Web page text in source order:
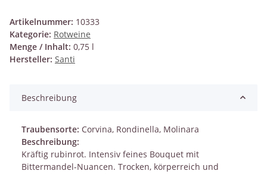
Artikelnummer: 10333
Kategorie: Rotweine
Menge / Inhalt: 0,75 l
Hersteller: Santi
Beschreibung
Traubensorte: Corvina, Rondinella, Molinara
Beschreibung:
Kräftig rubinrot. Intensiv feines Bouquet mit
Bittermandel-Nuancen. Trocken, körperreich und